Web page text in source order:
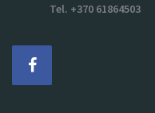
Tel. +370 61864503